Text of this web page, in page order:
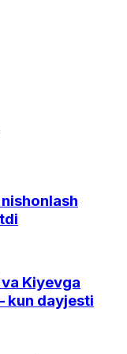
Kiyevga
kun dayjesti